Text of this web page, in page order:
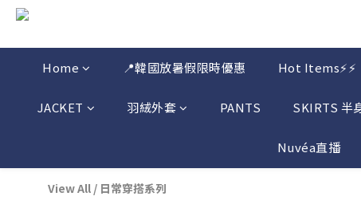
Home 📍韓國放暑假限時優惠 Hot Items⚡⚡
JACKET 羽絨外套 PANTS SKIRTS 半
Nuvéa直播
View All / 日常穿搭系列